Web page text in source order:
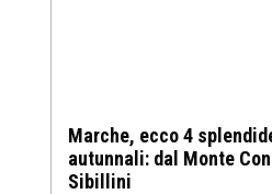
Marche, ecco 4
autunnali: dal Monte
Sibillini